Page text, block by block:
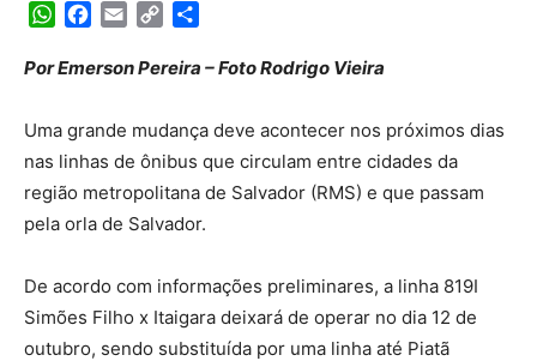
WhatsApp
Facebook
Email Copy
Por Emerson Pereira – Foto Rodrigo Vieira
Uma grande mudança deve acontecer nos próximos dias
nas linhas de ônibus que circulam entre cidades da
região metropolitana de Salvador (RMS) e que passam
pela orla de Salvador.
De acordo com informações preliminares, a linha 819I
Simões Filho x Itaigara deixará de operar no dia 12 de
outubro, sendo substituída por uma linha até Piatã